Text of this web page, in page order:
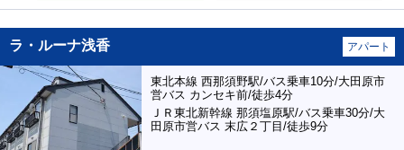
ラ・ルーナ浅香 アパート
東北本線 西那須野駅/バス乗車10分/大田原市
営バス カンセキ前/徒歩4分
ＪＲ東北新幹線 那須塩原駅/バス乗車30分/大
田原市営バス 末広２丁目/徒歩9分